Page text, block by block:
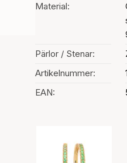
Material:
Pärlor / Stenar:
Artikelnummer:
EAN: